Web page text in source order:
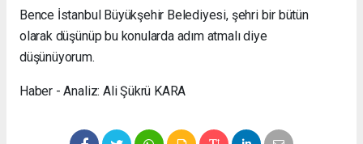
Bence İstanbul Büyükşehir Belediyesi, şehri bir bütün
olarak düşünüp bu konularda adım atmalı diye
düşünüyorum.
Haber - Analiz: Ali Şükrü KARA